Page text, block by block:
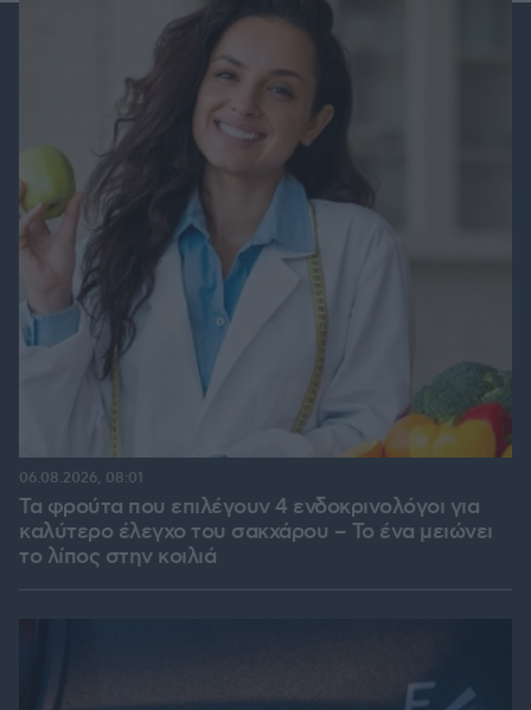
Τα φρούτα που επιλέγουν 4 ενδοκρινολόγοι για
καλύτερο έλεγχο του σακχάρου – Το ένα μειώνει
το λίπος στην κοιλιά
06.08.2026, 08:01